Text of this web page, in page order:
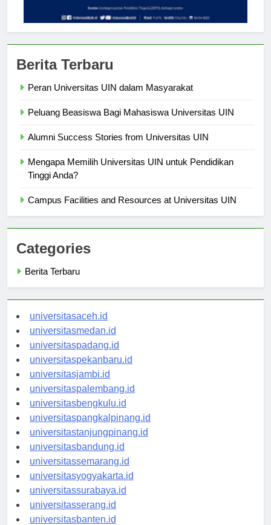
Berita Terbaru
Peran Universitas UIN dalam Masyarakat
Peluang Beasiswa Bagi Mahasiswa Universitas UIN
Alumni Success Stories from Universitas UIN
Mengapa Memilih Universitas UIN untuk Pendidikan
Tinggi Anda?
Campus Facilities and Resources at Universitas UIN
Categories
Berita Terbaru
universitasaceh.id
universitasmedan.id
universitaspadang.id
universitaspekanbaru.id
universitasjambi.id
universitaspalembang.id
universitasbengkulu.id
universitaspangkalpinang.id
universitastanjungpinang.id
universitasbandung.id
universitassemarang.id
universitasyogyakarta.id
universitassurabaya.id
universitasserang.id
universitasbanten.id